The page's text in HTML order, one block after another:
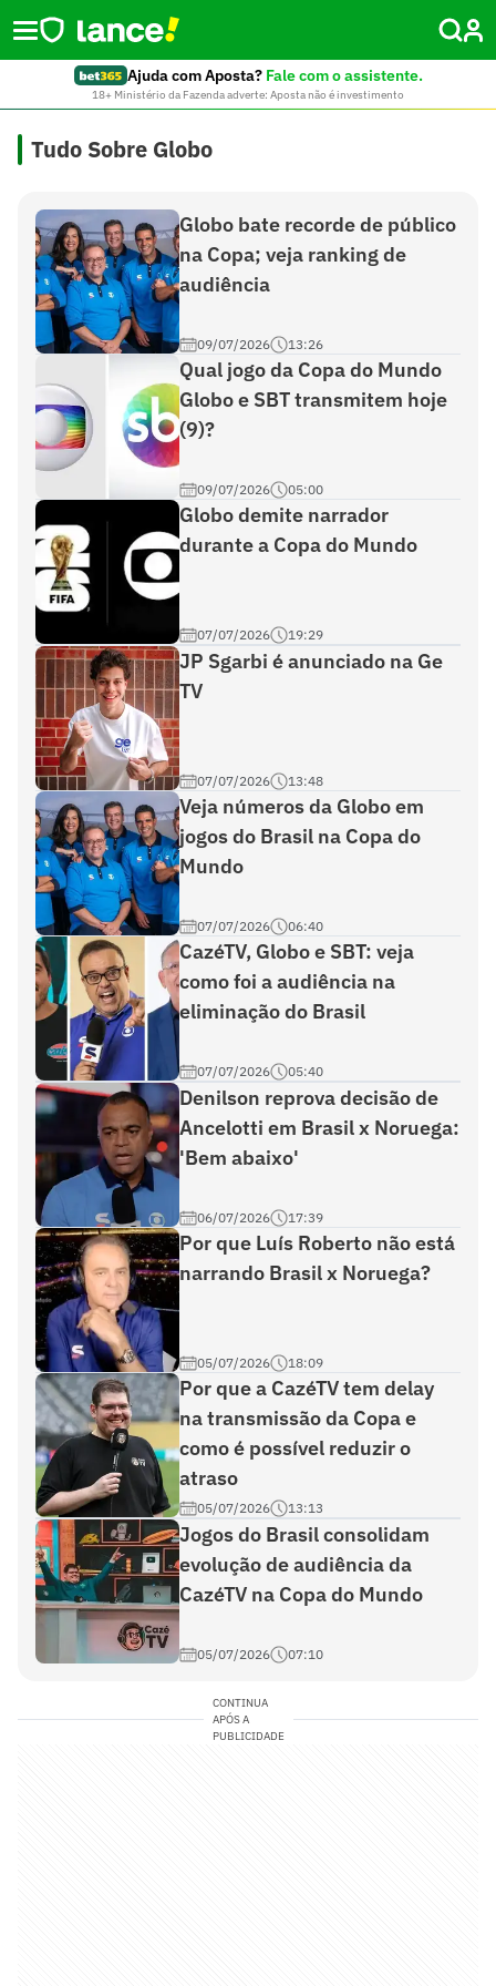
Ajuda com Aposta? Fale com o assistente.
18+ Ministério da Fazenda adverte: Aposta não é investimento
Tudo Sobre Globo
Globo bate recorde de público
na Copa; veja ranking de
audiência
09/07/2026 13:26
Qual jogo da Copa do Mundo
Globo e SBT transmitem hoje
(9)?
09/07/2026 05:00
Globo demite narrador
durante a Copa do Mundo
07/07/2026 19:29
JP Sgarbi é anunciado na Ge
TV
07/07/2026 13:48
Veja números da Globo em
jogos do Brasil na Copa do
Mundo
07/07/2026 06:40
CazéTV, Globo e SBT: veja
como foi a audiência na
eliminação do Brasil
07/07/2026 05:40
Denilson reprova decisão de
Ancelotti em Brasil x Noruega:
'Bem abaixo'
06/07/2026 17:39
Por que Luís Roberto não está
narrando Brasil x Noruega?
05/07/2026 18:09
Por que a CazéTV tem delay
na transmissão da Copa e
como é possível reduzir o
atraso
05/07/2026 13:13
Jogos do Brasil consolidam
evolução de audiência da
CazéTV na Copa do Mundo
05/07/2026 07:10
CONTINUA
APÓS A
PUBLICIDADE